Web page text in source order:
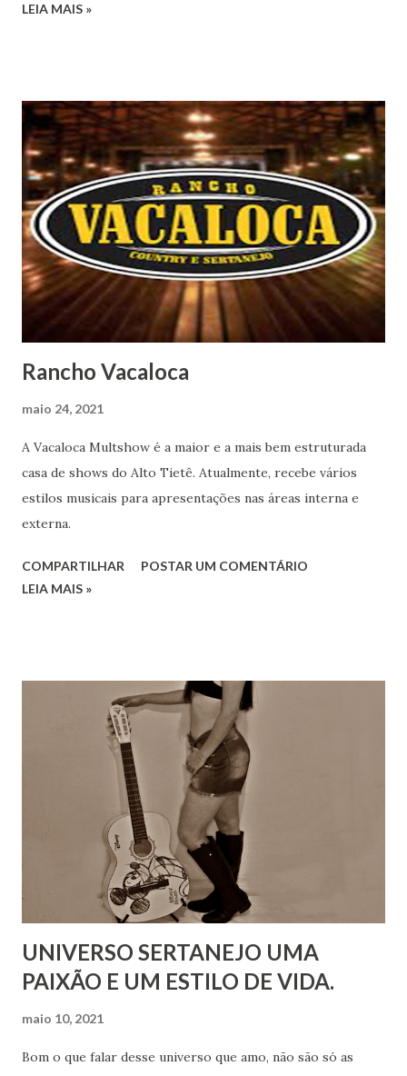
LEIA MAIS »
Rancho Vacaloca
maio 24, 2021
A Vacaloca Multshow é a maior e a mais bem estruturada
casa de shows do Alto Tietê. Atualmente, recebe vários
estilos musicais para apresentações nas áreas interna e
externa.
COMPARTILHAR
POSTAR UM COMENTÁRIO
LEIA MAIS »
UNIVERSO SERTANEJO UMA
PAIXÃO E UM ESTILO DE VIDA.
maio 10, 2021
Bom o que falar desse universo que amo, não são só as